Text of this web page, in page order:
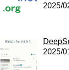
2025/
2025/